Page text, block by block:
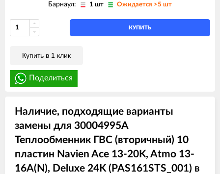
Барнаул: 1 шт Ожидается >5 шт
КУПИТЬ
Купить в 1 клик
Поделиться
Наличие, подходящие варианты
замены для 30004995A
Теплообменник ГВС (вторичный) 10
пластин Navien Ace 13-20K, Atmo 13-
16A(N), Deluxe 24K (PAS161STS_001) в